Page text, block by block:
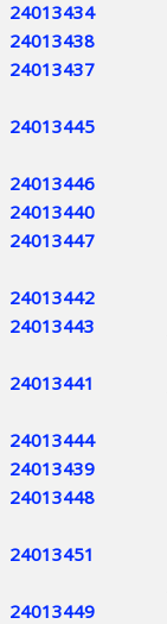
24013434
24013438
24013437
24013445
24013446
24013440
24013447
24013442
24013443
24013441
24013444
24013439
24013448
24013451
24013449